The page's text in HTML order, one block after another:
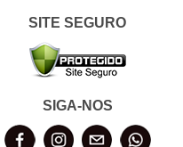
SITE SEGURO
SIGA-NOS